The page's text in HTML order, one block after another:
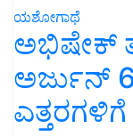
ಯಶೋಗಾಥೆ
ಅಭಿಷೇಕ್
ಅರ್ಜುನ್
ಎತ್ತರಗಳಿಗೆ